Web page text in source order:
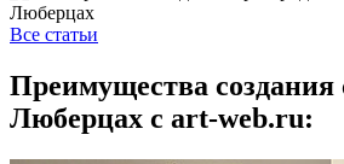
Все статьи
Преимущества создания
Люберцах с art-web.ru: